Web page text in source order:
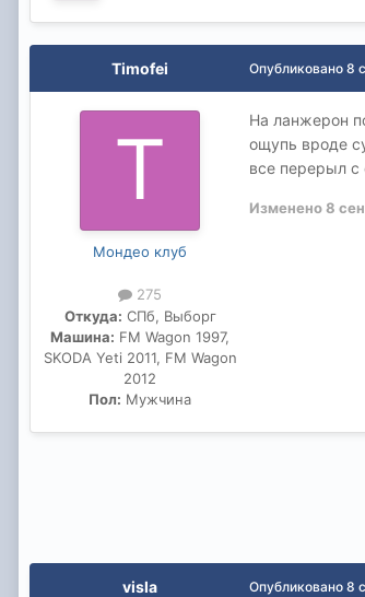
Timofei
Мондео клуб
275
Откуда: СПб, Выборг
Машина: FM Wagon 1997,
SKODA Yeti 2011, FM Wagon
2012
Пол: Мужчина
Опубликовано 8
На ланжерон
ощупь вроде
все перерыл
Изменено8
visla Опубликовано 8